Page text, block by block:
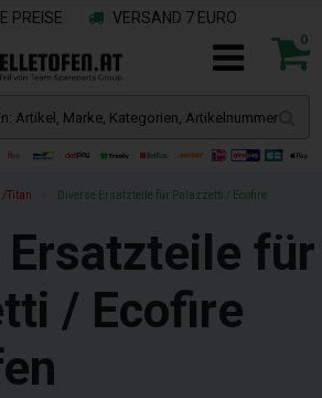
PREISE VERSAND 7 EURO
0
/Titan
Diverse Ersatzteile für Palazzetti / Ecofire
Ersatzteile für
/ Ecofire